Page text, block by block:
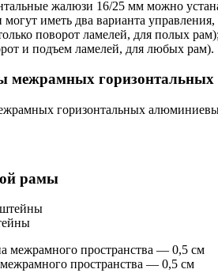
жалюзи 16/25 мм можно
иметь два варианта
поворот ламелей, для полых рам);
и подъем ламелей, для любых рам).
межрамных
рамы
межрамного пространства — 0,5 см
пространства — 0,5 см